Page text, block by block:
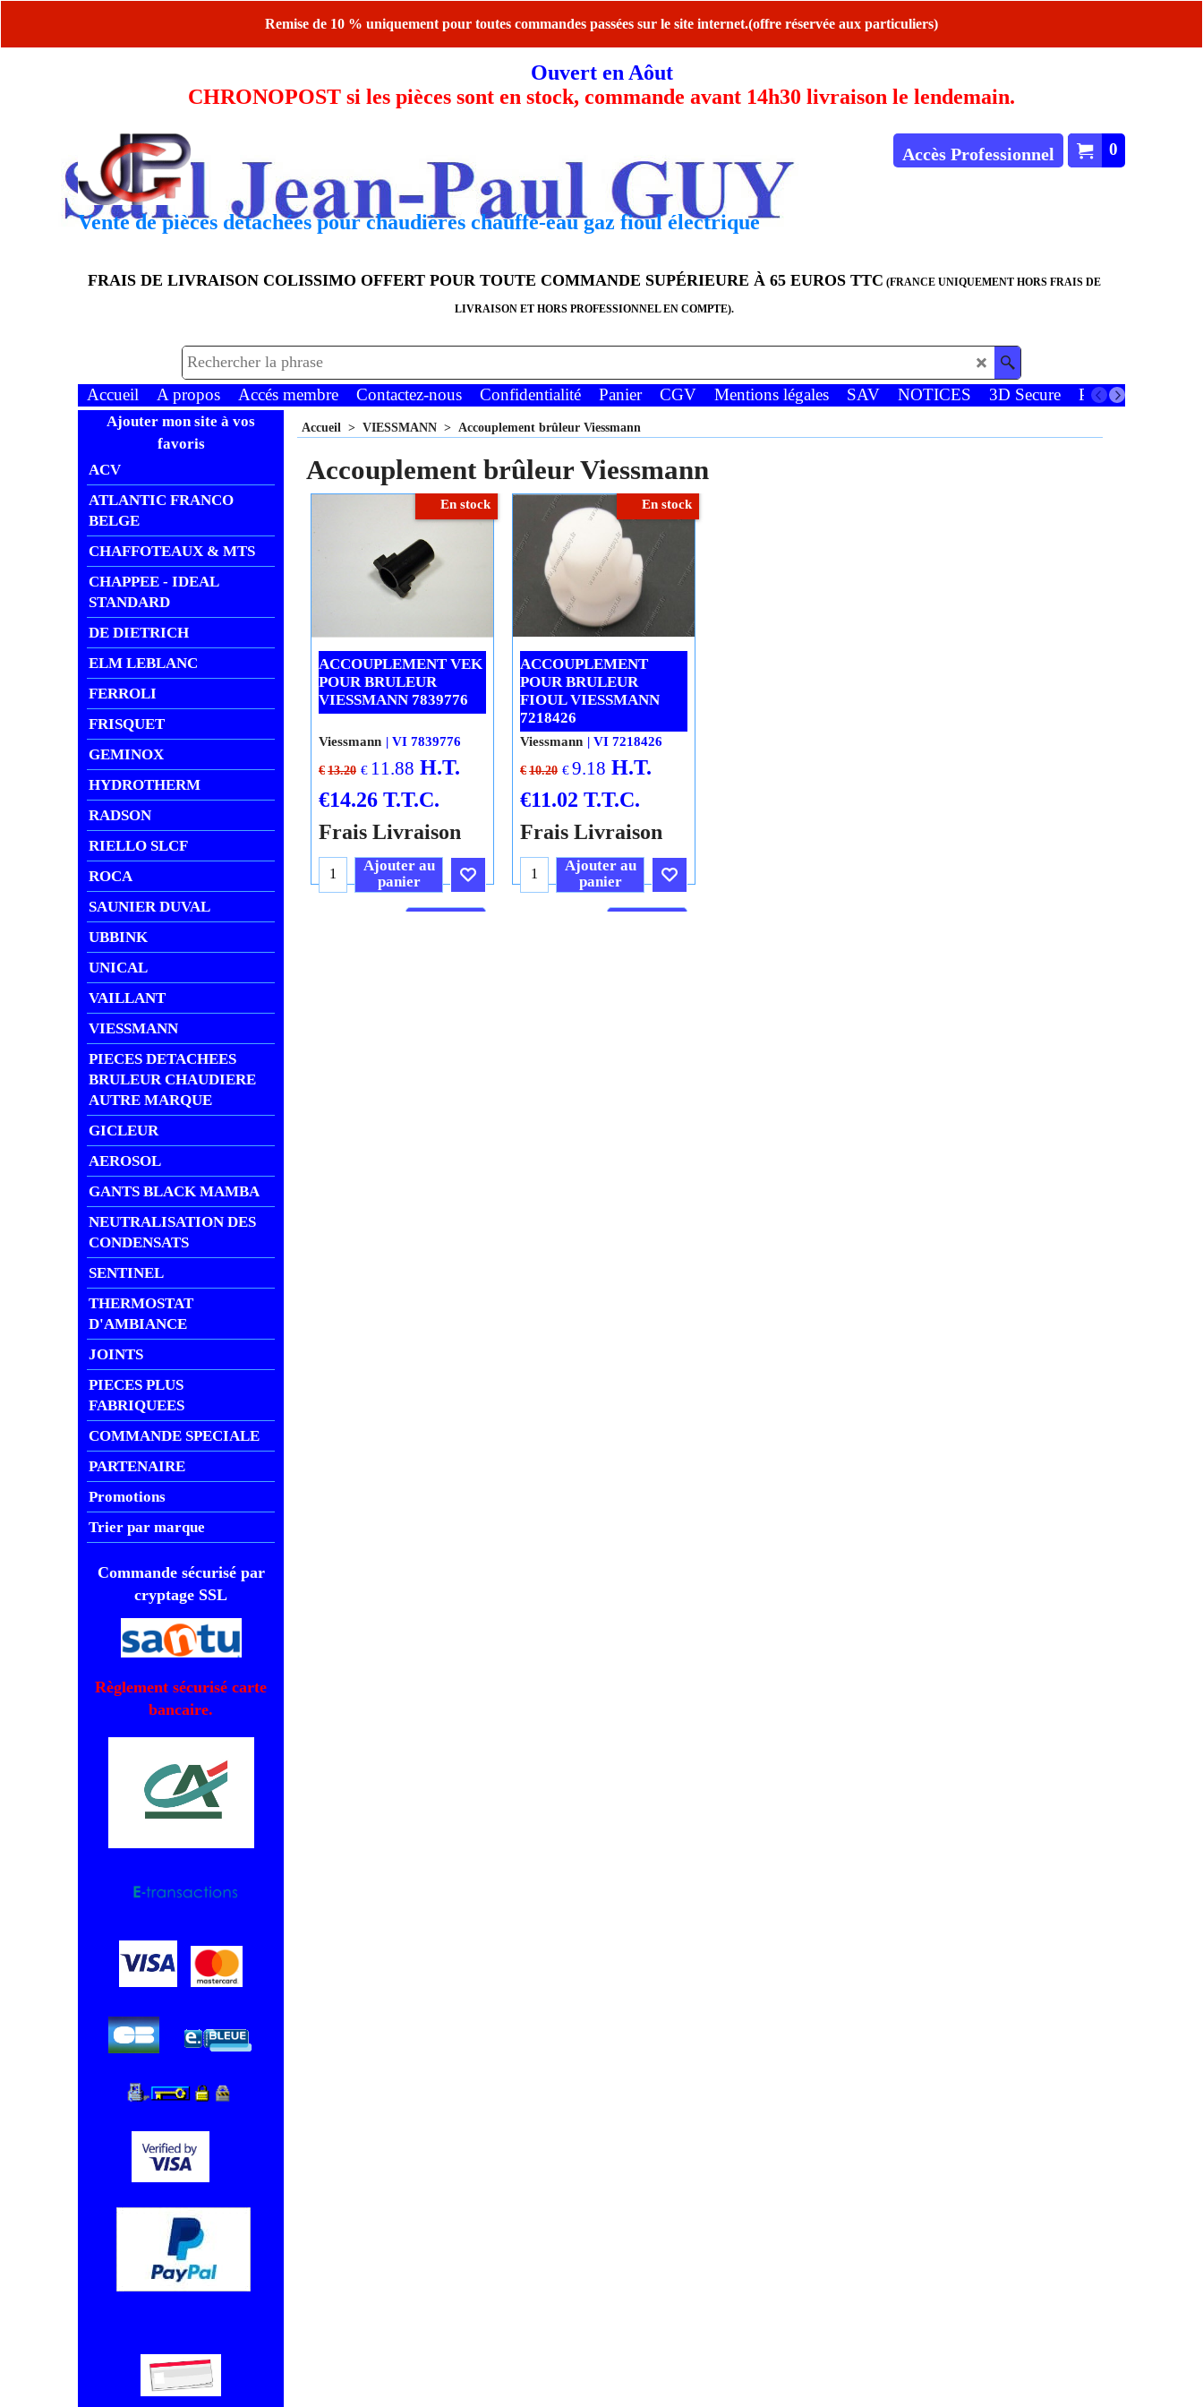
Remise de 10 % uniquement pour toutes commandes passées sur le site internet.(offre réservée aux particuliers)
Ouvert en Aôut
CHRONOPOST si les pièces sont en stock, commande avant 14h30 livraison le lendemain.
0
Accès Professionnel
Vente de pièces détachées pour chaudières chauffe-eau gaz fioul électrique
FRAIS DE LIVRAISON COLISSIMO OFFERT POUR TOUTE COMMANDE SUPÉRIEURE À 65 EUROS TTC (FRANCE UNIQUEMENT HORS FRAIS DE
LIVRAISON ET HORS PROFESSIONNEL EN COMPTE).
Accueil A propos Accés membre Contactez-nous Confidentialité Panier CGV Mentions légales SAV NOTICES 3D Secure Paiements
Ajouter mon site à vos
favoris
ACV
ATLANTIC FRANCO
BELGE
CHAFFOTEAUX & MTS
CHAPPEE - IDEAL
STANDARD
DE DIETRICH
ELM LEBLANC
FERROLI
FRISQUET
GEMINOX
HYDROTHERM
RADSON
RIELLO SLCF
ROCA
SAUNIER DUVAL
UBBINK
UNICAL
VAILLANT
VIESSMANN
PIECES DETACHEES
BRULEUR CHAUDIERE
AUTRE MARQUE
GICLEUR
AEROSOL
GANTS BLACK MAMBA
NEUTRALISATION DES
CONDENSATS
SENTINEL
THERMOSTAT
D'AMBIANCE
JOINTS
PIECES PLUS
FABRIQUEES
COMMANDE SPECIALE
PARTENAIRE
Promotions
Trier par marque
Commande sécurisé par
cryptage SSL
Règlement sécurisé carte
bancaire.
Accueil > VIESSMANN > Accouplement brûleur Viessmann
Accouplement brûleur Viessmann
En stock
ACCOUPLEMENT VEK
POUR BRULEUR
VIESSMANN 7839776
€ 13.20 € 11.88 H.T.
€14.26 T.T.C.
Frais Livraison
Viessmann VI 7839776
Ajouter au
panier
En stock
ACCOUPLEMENT
POUR BRULEUR
FIOUL VIESSMANN
7218426
€ 10.20 €9.18 H.T.
€11.02 T.T.C.
Frais Livraison
Viessmann VI 7218426
Ajouter au
panier